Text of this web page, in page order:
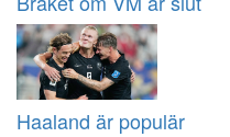
Haaland är populär